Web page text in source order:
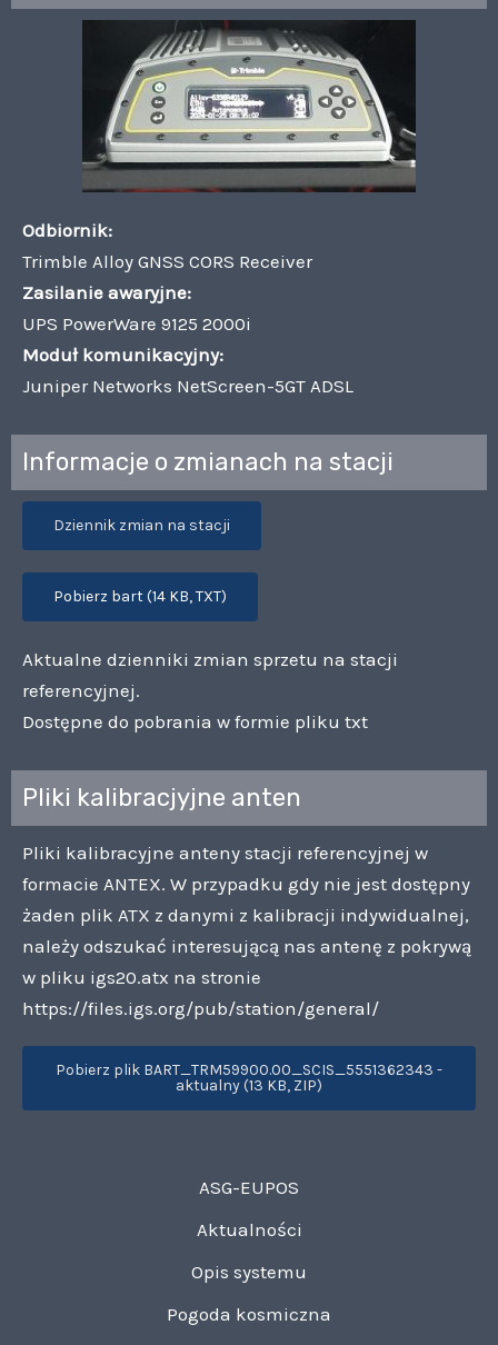
Odbiornik:
Trimble Alloy GNSS CORS Receiver
Zasilanie awaryjne:
UPS PowerWare 9125 2000i
Moduł komunikacyjny:
Juniper Networks NetScreen-5GT ADSL
Informacje o zmianach na stacji
Dziennik zmian na stacji
Pobierz bart (14 KB, TXT)
Aktualne dzienniki zmian sprzetu na stacji
referencyjnej.
Dostępne do pobrania w formie pliku txt
Pliki kalibracjyjne anten
Pliki kalibracyjne anteny stacji referencyjnej w
formacie ANTEX. W przypadku gdy nie jest dostępny
żaden plik ATX z danymi z kalibracji indywidualnej,
należy odszukać interesującą nas antenę z pokrywą
w pliku igs20.atx na stronie
https://files.igs.org/pub/station/general/
Pobierz plik BART_TRM59900.00_SCIS_5551362343 -
aktualny (13 KB, ZIP)
ASG-EUPOS
Aktualności
Opis systemu
Pogoda kosmiczna